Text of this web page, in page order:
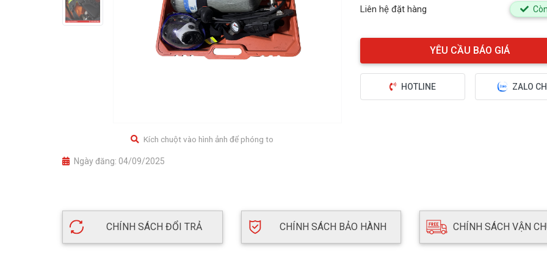
Kích chuột vào hình ảnh để phóng to
Ngày đăng: 04/09/2025
Liên hệ đặt hàng
HOTLINE ZALO
CHÍNH SÁCH ĐỔI TRẢ CHÍNH SÁCH BẢO HÀNH CHÍNH SÁCH VẬN